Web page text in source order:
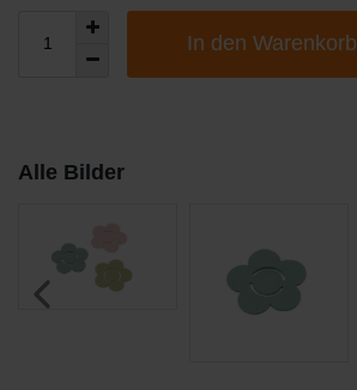
In den Warenkorb
Alle Bilder